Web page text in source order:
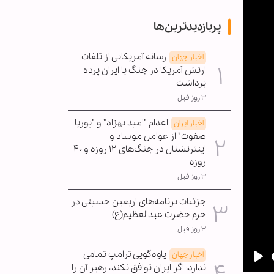
پربازدیدترین‌ها
اخبار جهان رسانه آمریکایی از تلفات
ارتش آمریکا در جنگ با ایران پرده
برداشت
۳ روز قبل
اخبار ایران اعدام "امید بهزاد" و "پوریا
صفوت" از عوامل موساد و
اینترنشنال در جنگ‌های ۱۲ روزه و ۴۰
روزه
۳ روز قبل
جزئیات برنامه‌های اربعین حسینی در
حرم حضرت عبدالعظیم(ع)
۳ روز قبل
اخبار جهان یاوه‌گویی ترامپ تمامی
ندارد؛ اگر ایران توافق نکند، رهبر آن را